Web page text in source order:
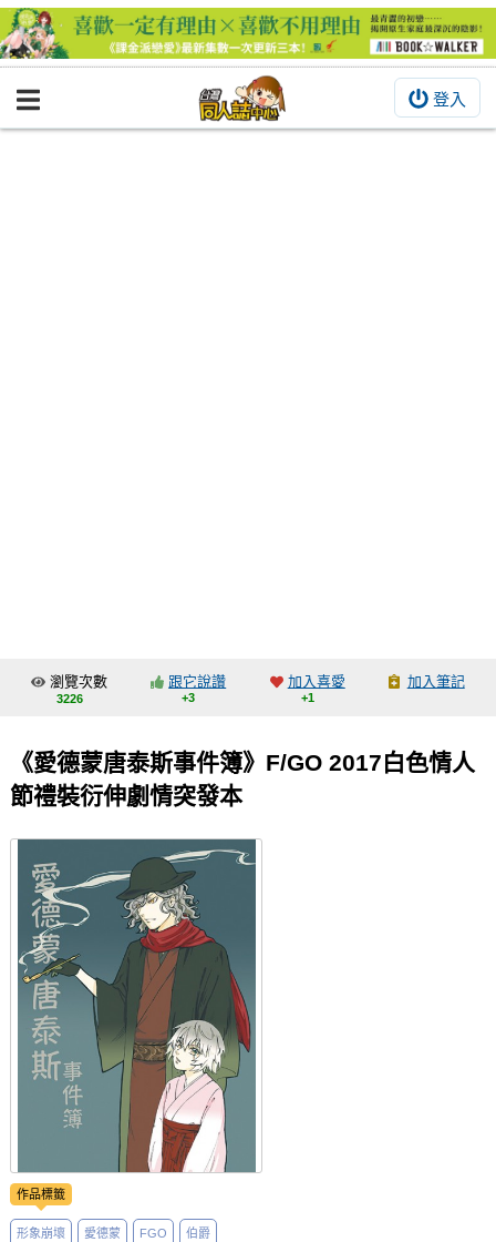
登入
BOOKY書集倉庫
交流中心
會員功能選單
登入
瀏覽次數
3226
跟它說讚
+3
加入喜愛
+1
加入筆記
《愛德蒙唐泰斯事件簿》F/GO 2017白色情人
節禮裝衍伸劇情突發本
作品標籤
形象崩壞 愛德蒙 FGO 伯爵